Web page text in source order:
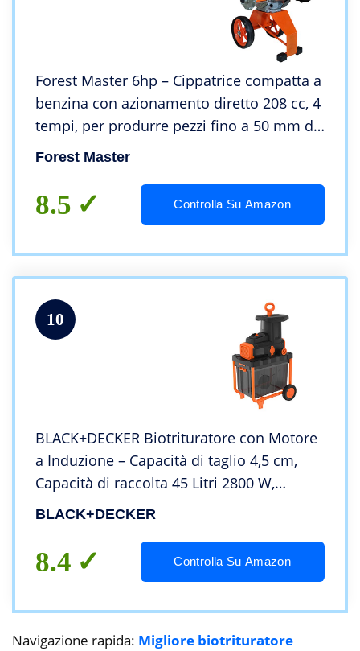
Forest Master 6hp – Cippatrice compatta a
benzina con azionamento diretto 208 cc, 4
tempi, per produrre pezzi fino a 50 mm di
diametro, portatile, leggera e ben
Forest Master
8.5 Controlla Su Amazon
10
BLACK+DECKER Biotrituratore con Motore
a Induzione – Capacità di taglio 4,5 cm,
Capacità di raccolta 45 Litri 2800 W,
BEGAS5800-QS
BLACK+DECKER
8.4 Controlla Su Amazon
Navigazione rapida: Migliore biotrituratore